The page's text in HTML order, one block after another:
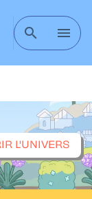
search menu
L'UNIVERS